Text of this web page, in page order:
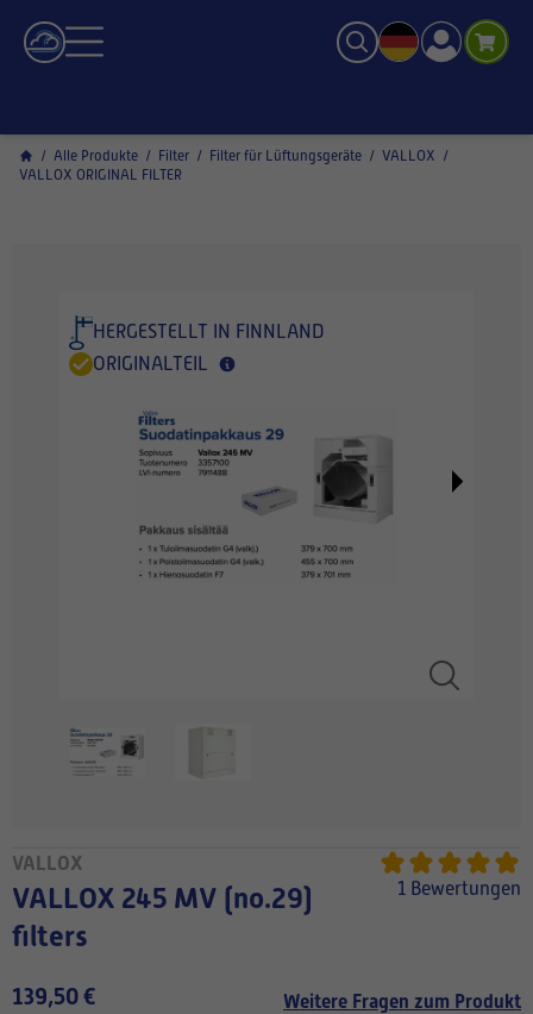
/ Alle Produkte / Filter / Filter für Lüftungsgeräte / VALLOX /
VALLOX ORIGINAL FILTER
HERGESTELLT IN FINNLAND
ORIGINALTEIL
VALLOX
VALLOX 245 MV (no.29)
filters
1 Bewertungen
139,50 € Weitere Fragen zum Produkt